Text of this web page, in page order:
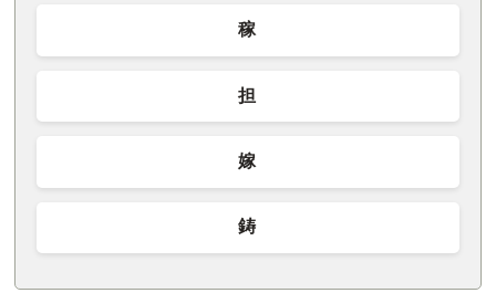
稼
担
嫁
鋳